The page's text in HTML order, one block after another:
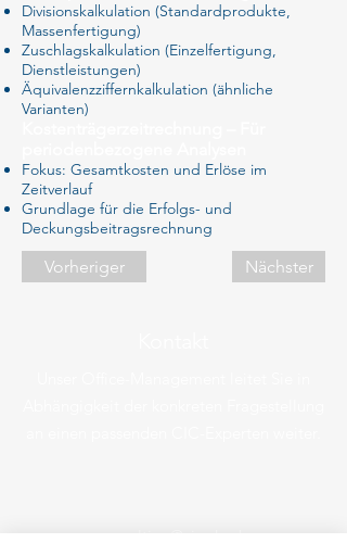
Divisionskalkulation (Standardprodukte,
Massenfertigung)
Zuschlagskalkulation (Einzelfertigung,
Dienstleistungen)
Äquivalenzziffernkalkulation (ähnliche
Varianten)
Fokus: Gesamtkosten und Erlöse im
Zeitverlauf
Grundlage für die Erfolgs- und
Deckungsbeitragsrechnung
Vorheriger Nächster